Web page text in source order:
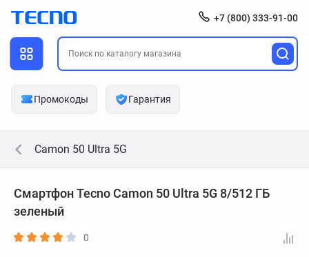
+7 (800) 333-91-00
Промокоды Гарантия
Camon 50 Ultra 5G
Смартфон Tecno Camon 50 Ultra 5G 8/512 ГБ
зеленый
0